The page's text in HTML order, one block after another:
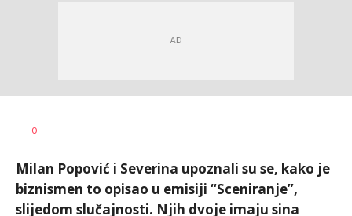
AUTOR
0
Milan Popović i Severina upoznali su se, kako je
biznismen to opisao u emisiji “Sceniranje”,
slijedom slučajnosti. Njih dvoje imaju sina